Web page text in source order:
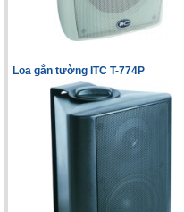
Loa gắn tường ITC T-774P